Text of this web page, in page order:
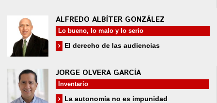
ALFREDO ALBÍTER GONZÁLEZ
Lo bueno, lo malo y lo serio
El derecho de las audiencias
JORGE OLVERA GARCÍA
Inventario
La autonomía no es impunidad